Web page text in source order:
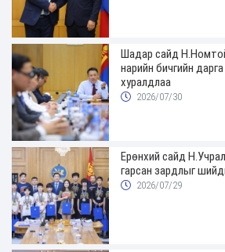
Шадар сайд
нарийн бичгийн
хуралдлаа
2026/07/30
Ерөнхий сайд
гарсан зардлыг
2026/07/29